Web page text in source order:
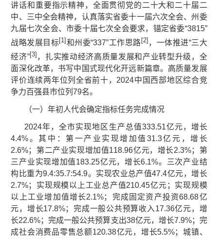
讲话和重要指示精神，全面贯彻党的二十大和二十届二
中、三中全会精神，认真落实省委十一届六次全会、州委
九届七次全会、市委十届七次全会要求，锚定省委“3815”
战略发展目标[1] 和州委“337”工作思路 [2] ，一体推进“三大
经济”[3] ，扎实推动经济高质量发展和产业转型升级，全
面深化改革，书写中国式现代化开远新篇章。高质量发展
评价连续两年位列全省前十，2024中国西部地区综合竞
争力百强县市位列79名。
（一）年初人代会确定指标任务完成情况
2024年，全市实现地区生产总值333.51亿元，增长
4.4%。其中：第一产业实现增加值31.3亿元，增长
2.6%；第二产业实现增加值118.96亿元，增长2.3%；第
三产业实现增加值183.25亿元，增长6.1%。三次产业结
构比重为9.4:35.7:54.9。实现农业总产值47.4亿元，增长
2.7%；实现规模以上工业总产值210.45亿元；实现规模
以上工业增加值增长2.1%；完成固定资产投资68.68亿
元，增长17.8%；完成一般公共预算收入17.36亿元，增
长22.6%；完成一般公共预算支出38亿元，增长7.9%；完
成社会消费品零售总额120.38亿元，增长5.5%；城镇、